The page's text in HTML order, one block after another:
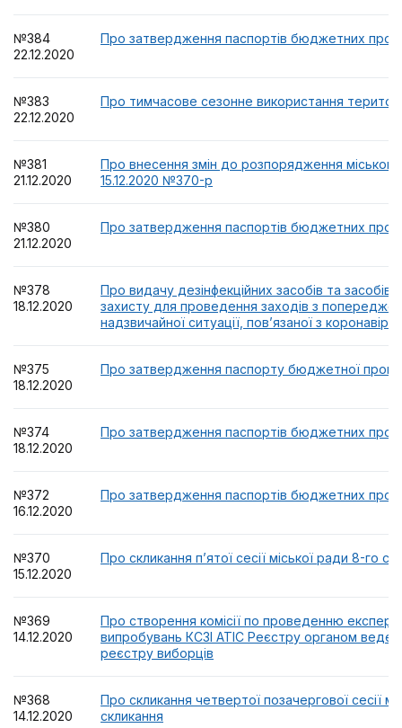
№384
22.12.2020
Про затвердження паспортів бюджетних
№383
22.12.2020
Про тимчасове сезонне використання
№381
21.12.2020
Про внесення змін до розпорядження міського
15.12.2020 №370-р
№380
21.12.2020
Про затвердження паспортів бюджетних
№378
18.12.2020
Про видачу дезінфекційних засобів та засобів
захисту для проведення заходів з
надзвичайної ситуації, пов’язаної з
№375
18.12.2020
Про затвердження паспорту бюджетної
№374
18.12.2020
Про затвердження паспортів бюджетних
№372
16.12.2020
Про затвердження паспортів бюджетних
№370
15.12.2020
Про скликання п’ятої сесії міської ради 8-го
№369
14.12.2020
Про створення комісії по проведенню
випробувань КСЗІ АТІС Реєстру органом
реєстру виборців
№368
14.12.2020
Про скликання четвертої позачергової сесії
скликання